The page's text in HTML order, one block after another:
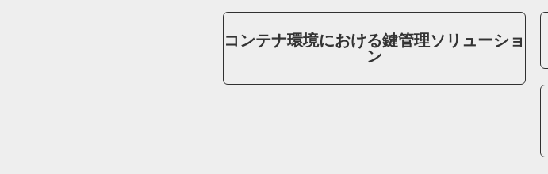
コンテナ環境における鍵管理ソリューショ
ン